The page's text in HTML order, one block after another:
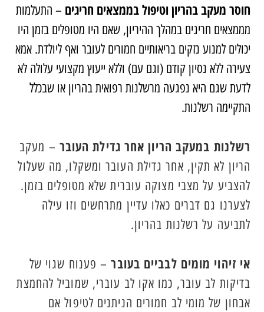
חוסר מעקב בהריון וטיפול בממצאים חריגים – התעלמות
מממצאים חריגים במהלך ההיריון, שאם היו מטופלים בזמן היו
יכולים למנוע נזקים בריאותיים חמורים לעובר ואף ליולדת. אמא
צעירה ללא נסיון קודם (וגם עם) וללא ייעוץ מקצועי עלולה לא
לדעת שגם היא נפגעה מרשלנות רפואית בהריון או שבכלל
התקיימה רשלנות.
רשלנות במעקב הריון אחר גדילת העובר – מעקב
הריון לא תקין, אחר גדילת העובר ומשקלו, מה שעלול
להצביע על מצבי מצוקה עוברית שלא מטופלים בזמן.
לצערנו גם דברים כאלו עדיין מתרחשים וזו עילה
לתביעה על רשלנות בהריון.
אי זיהוי מומים לבביים בעובר– פענוח שגוי של
בדיקות לב עובר, כמו אקו לב עוברי, שמוביל להחמצת
אבחון של מומי לב חמורים הניתנים לטיפול אם